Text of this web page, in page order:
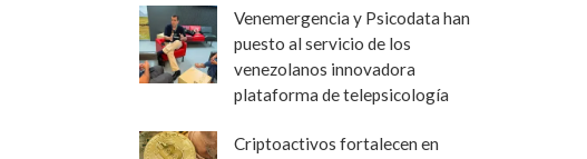
Venemergencia y Psicodata han
puesto al servicio de los
venezolanos innovadora
plataforma de telepsicología
Criptoactivos fortalecen en